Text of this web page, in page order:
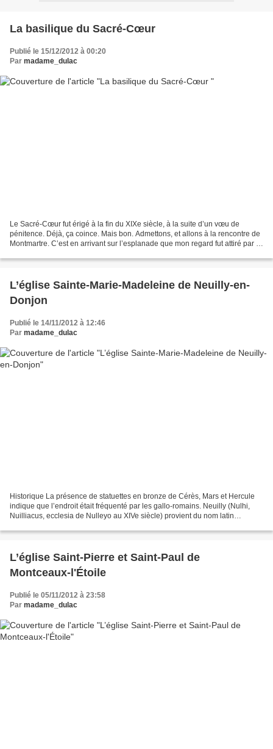
La basilique du Sacré-Cœur
Publié le 15/12/2012 à 00:20
Par madame_dulac
Le Sacré-Cœur fut érigé à la fin du XIXe siècle, à la suite d’un vœu de
pénitence. Déjà, ça coince. Mais bon. Admettons, et allons à la rencontre de
Montmartre. C’est en arrivant sur l’esplanade que mon regard fut attiré par la
L’église Sainte-Marie-Madeleine de Neuilly-en-
Donjon
Publié le 14/11/2012 à 12:46
Par madame_dulac
Historique La présence de statuettes en bronze de Cérès, Mars et Hercule
indique que l’endroit était fréquenté par les gallo-romains. Neuilly (Nulhi,
Nuilliacus, ecclesia de Nulleyo au XIVe siècle) provient du nom latin
L’église Saint-Pierre et Saint-Paul de
Montceaux-l'Étoile
Publié le 05/11/2012 à 23:58
Par madame_dulac